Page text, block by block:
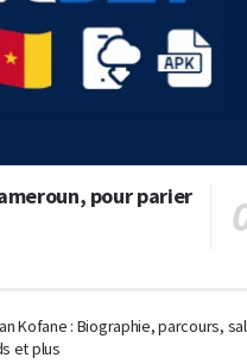
pour parier
Kofane : Biographie, parcours,
et plus